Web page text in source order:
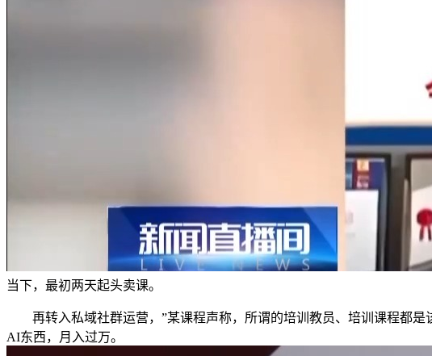
当下，最初两天起头卖课。
再转入私域社群运营，”某课程声称，所谓的培训教员、培训课程都是
AI东西，月入过万。